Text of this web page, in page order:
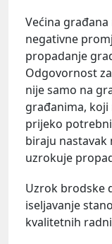
Većina
negativne
propadanje
Odgovornost
nije samo na
građanima,
prijeko
biraju nastavak
uzrokuje
Uzrok brodske
iseljavanje
kvalitetnih